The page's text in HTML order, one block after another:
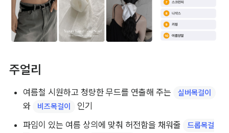
주얼리
여름철 시원하고 청량한 무드를 연출해 주는 실버목걸이
와 비즈목걸이
인기
파임이 있는 여름 상의에 맞춰 허전함을 채워줄
드롭목걸